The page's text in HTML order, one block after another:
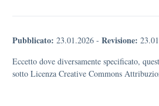
Pubblicato: 23.01.2026 - Revisione:
Eccetto dove diversamente specificato,
sotto Licenza Creative Commons